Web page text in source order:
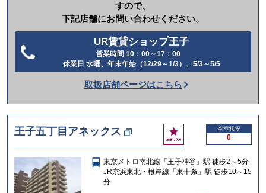
すので、
下記店舗にお問い合わせください。
UR賃貸ショップ王子
営業時間 10：00～17：00
休業日 水曜、年末年始（12/29～1/3）、5/3～5/5
話
か
け
る
取扱店舗ページはこちら
王子五丁目アネックス
お
気
入
り
空室状況
0
東京メトロ南北線「王子神谷」駅 徒歩2～5分
JR京浜東北・根岸線「東十条」駅 徒歩10～15
分